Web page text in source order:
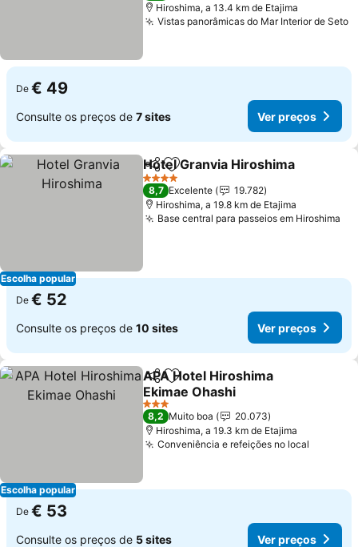
Hiroshima, a 13.4 km de Etajima
Vistas panorâmicas do Mar Interior de Seto
De € 49
Consulte os preços de 7 sites Ver preços
Escolha popular
PartilharAdicionar aos favoritos
Hotel Granvia Hiroshima
4 Estrelas
8,7 Excelente
19.782
Hiroshima, a 19.8 km de Etajima
Base central para passeios em Hiroshima
De € 52
Consulte os preços de 10 sites Ver preços
Escolha popular
PartilharAdicionar aos favoritos
APA Hotel Hiroshima
Ekimae Ohashi
3 Estrelas
8,2 Muito boa
20.073
Hiroshima, a 19.3 km de Etajima
Conveniência e refeições no local
De € 53
Consulte os preços de 5 sites Ver preços